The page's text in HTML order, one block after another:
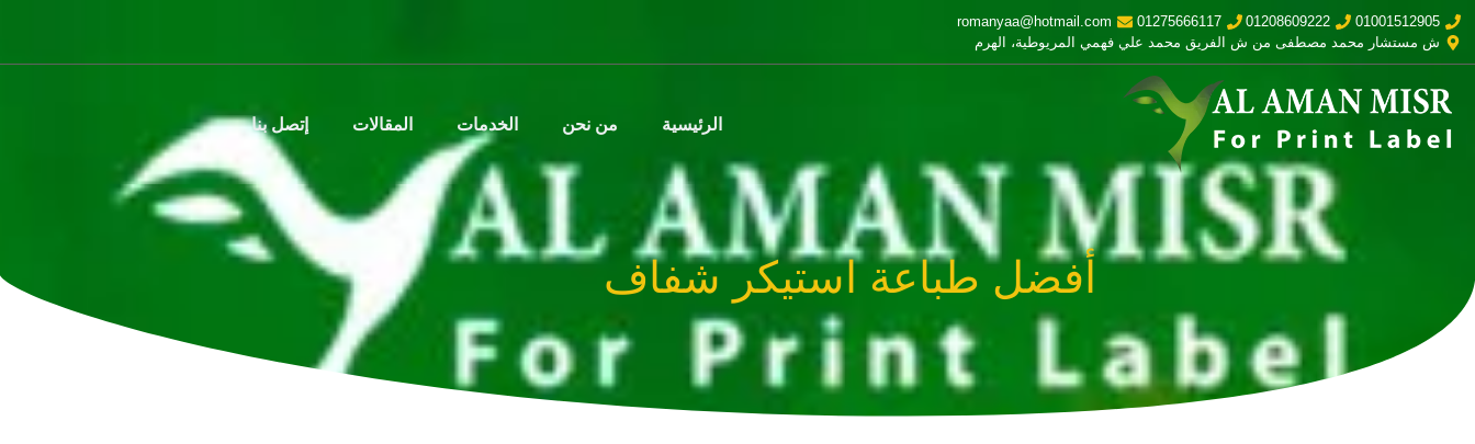
01001512905
01208609222
01275666117
romanyaa@hotmail.com
ش مستشار محمد مصطفى من ش الفريق محمد علي فهمي المريوطية، الهرم
الرئيسية من نحن الخدمات المقالات إتصل بنا
أفضل طباعة استيكر شفاف